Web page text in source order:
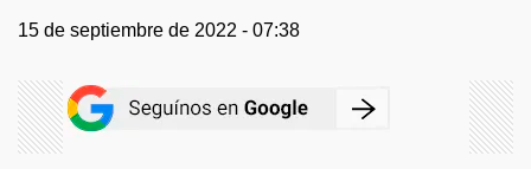
15 de septiembre de 2022 - 07:38